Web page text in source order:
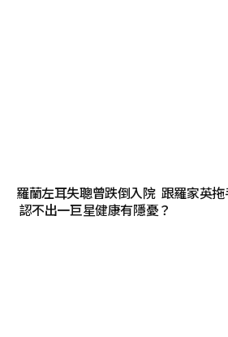
羅蘭左耳失聰曾跌倒入院 跟羅家英
認不出一巨星健康有隱憂？